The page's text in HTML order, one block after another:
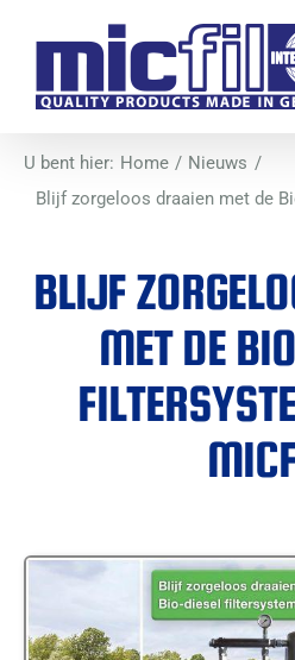
inhoud
U bent hier: Home
Nieuws
Blijf zorgeloos draaien met de
BLIJF
MET DE